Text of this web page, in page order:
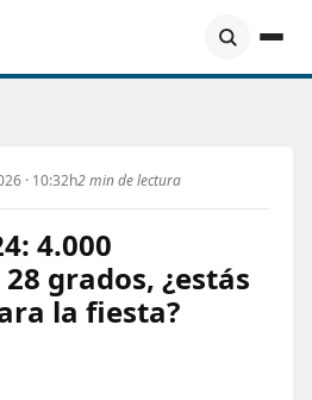
· 10:32h2 min de lectura
4.000
grados, ¿estás
la fiesta?